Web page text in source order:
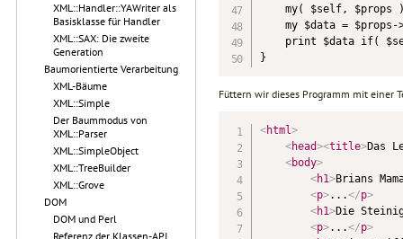
XML::Handler::YAWriter als
Basisklasse für Handler
XML::SAX: Die zweite
Generation
Baumorientierte Verarbeitung
XML-Bäume
XML::Simple
Der Baummodus von
XML::Parser
XML::SimpleObject
XML::TreeBuilder
XML::Grove
DOM
DOM und Perl
Referenz der Klassen-API
my( $self, $props
my $data = $props-
print $data if(
}
Füttern wir dieses Programm mit einer
<html>
<head><title>Das
<body>
<h1>Brians
<p>...</p>
<h1>Die
<p>...</p>